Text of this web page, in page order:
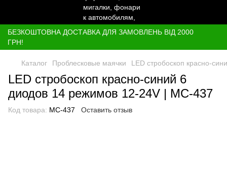
БЕЗКОШТОВНА ДОСТАВКА ДЛЯ ЗАМОВЛЕНЬ ВІД 2000
ГРН!
Каталог Проблесковые маячки LED стробоскоп красно-
LED стробоскоп красно-синий 6
диодов 14 режимов 12-24V | МС-437
Код товара: МС-437 Оставить отзыв